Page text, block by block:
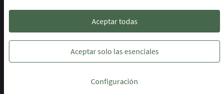
Aceptar todas
Aceptar solo las esenciales
Configuración
Descargar ficheros de datos abiertos
Configuración de cookies
Escuela de Participación Ciudadana en
Escuela de Participación
Escuela de Participación